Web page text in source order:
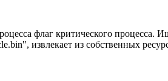
флаг критического процесса.
извлекает из собственных